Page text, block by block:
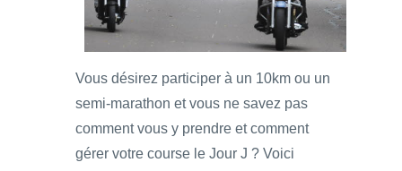
Vous désirez participer à un 10km ou un
semi-marathon et vous ne savez pas
comment vous y prendre et comment
gérer votre course le Jour J ? Voici